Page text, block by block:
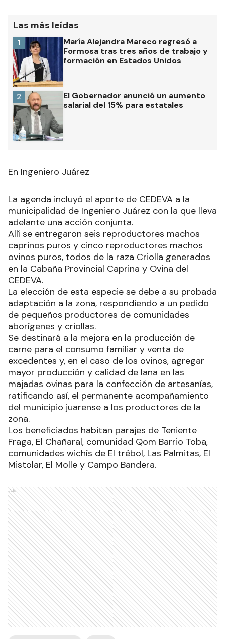
Las más leídas
María Alejandra Mareco regresó a
Formosa tras tres años de trabajo y
formación en Estados Unidos
1
El Gobernador anunció un aumento
salarial del 15% para estatales
2
En Ingeniero Juárez
La agenda incluyó el aporte de CEDEVA a la
municipalidad de Ingeniero Juárez con la que lleva
adelante una acción conjunta.
Allí se entregaron seis reproductores machos
caprinos puros y cinco reproductores machos
ovinos puros, todos de la raza Criolla generados
en la Cabaña Provincial Caprina y Ovina del
CEDEVA.
La elección de esta especie se debe a su probada
adaptación a la zona, respondiendo a un pedido
de pequeños productores de comunidades
aborígenes y criollas.
Se destinará a la mejora en la producción de
carne para el consumo familiar y venta de
excedentes y, en el caso de los ovinos, agregar
mayor producción y calidad de lana en las
majadas ovinas para la confección de artesanías,
ratificando así, el permanente acompañamiento
del municipio juarense a los productores de la
zona.
Los beneficiados habitan parajes de Teniente
Fraga, El Chañaral, comunidad Qom Barrio Toba,
comunidades wichís de El trébol, Las Palmitas, El
Mistolar, El Molle y Campo Bandera.
Ads